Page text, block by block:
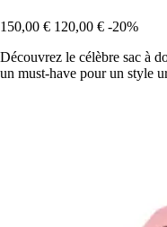
150,00 € 120,00 € -20%
Découvrez le célèbre sac à
un must-have pour un style